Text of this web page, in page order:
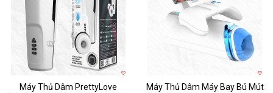
Máy Thủ Dâm PrettyLove
Máy Thủ Dâm Máy Bay Bú Mút